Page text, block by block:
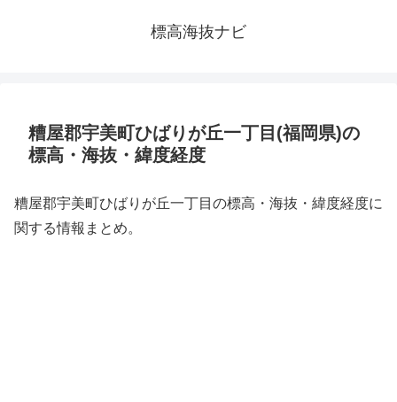
標高海抜ナビ
糟屋郡宇美町ひばりが丘一丁目(福岡県)の
標高・海抜・緯度経度
糟屋郡宇美町ひばりが丘一丁目の標高・海抜・緯度経度に
関する情報まとめ。